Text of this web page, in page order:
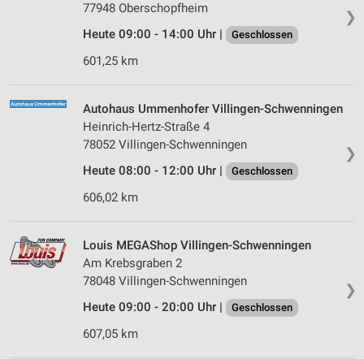
❯
77948 Oberschopfheim
Heute 09:00 - 14:00 Uhr |
Geschlossen
601,25 km
❯
Autohaus Ummenhofer Villingen-Schwenningen
Heinrich-Hertz-Straße 4
78052 Villingen-Schwenningen
Heute 08:00 - 12:00 Uhr |
Geschlossen
606,02 km
❯
Louis MEGAShop Villingen-Schwenningen
Am Krebsgraben 2
78048 Villingen-Schwenningen
Heute 09:00 - 20:00 Uhr |
Geschlossen
607,05 km